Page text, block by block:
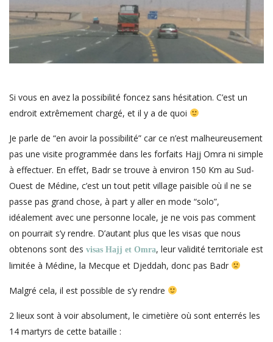
Si vous en avez la possibilité foncez sans hésitation. C’est un
endroit extrêmement chargé, et il y a de quoi
Je parle de “en avoir la possibilité” car ce n’est malheureusement
pas une visite programmée dans les forfaits Hajj Omra ni simple
à effectuer. En effet, Badr se trouve à environ 150 Km au Sud-
Ouest de Médine, c’est un tout petit village paisible où il ne se
passe pas grand chose, à part y aller en mode “solo”,
idéalement avec une personne locale, je ne vois pas comment
on pourrait s’y rendre. D’autant plus que les visas que nous
obtenons sont des visas Hajj et Omra, leur validité territoriale est
limitée à Médine, la Mecque et Djeddah, donc pas Badr
Malgré cela, il est possible de s’y rendre
2 lieux sont à voir absolument, le cimetière où sont enterrés les
14 martyrs de cette bataille :